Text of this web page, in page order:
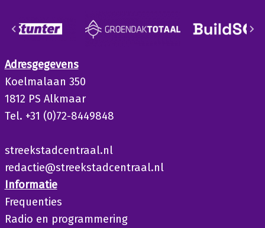
Adresgegevens
Koelmalaan 350
1812 PS Alkmaar
Tel. +31 (0)72-8449848
streekstadcentraal.nl
redactie@streekstadcentraal.nl
Informatie
Frequenties
Radio en programmering